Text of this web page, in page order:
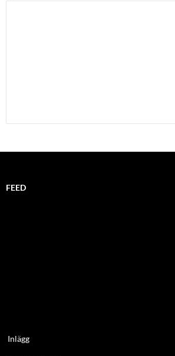
FEED
Inlägg